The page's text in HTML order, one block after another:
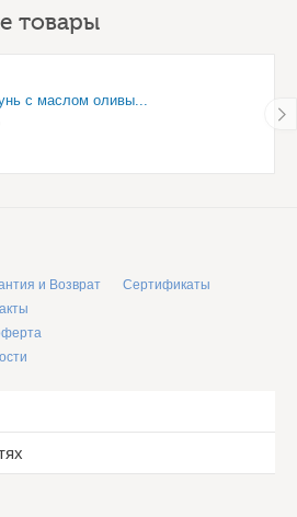
товары
с маслом оливы...
и Возврат
Сертификаты